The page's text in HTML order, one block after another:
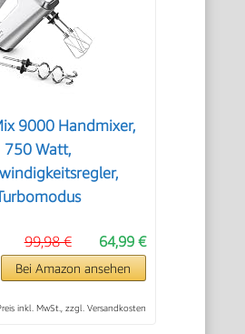
9000 Handmixer,
750 Watt,
64,99 €
99,98 €
Bei Amazon ansehen
inkl. MwSt., zzgl. Versandkosten